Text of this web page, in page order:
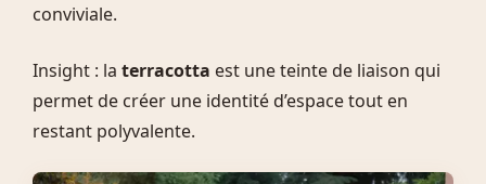
conviviale.
Insight : la terracotta est une teinte de liaison qui
permet de créer une identité d’espace tout en
restant polyvalente.